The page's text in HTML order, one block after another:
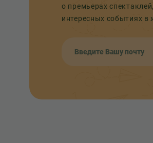
о премьерах
интересных событиях в